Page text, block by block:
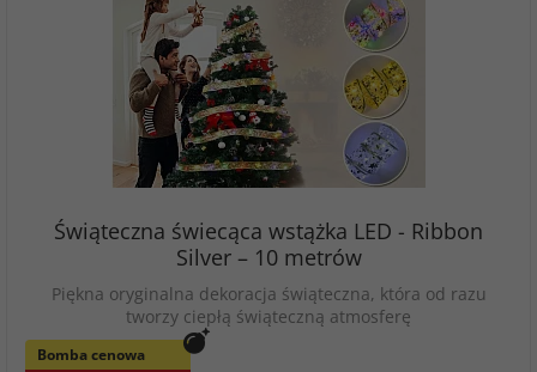
Świąteczna świecąca wstążka LED - Ribbon
Silver – 10 metrów
Piękna oryginalna dekoracja świąteczna, która od razu
tworzy ciepłą świąteczną atmosferę
Bomba cenowa